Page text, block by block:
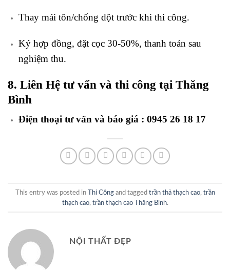
Thay mái tôn/chống dột trước khi thi công.
Ký hợp đồng, đặt cọc 30-50%, thanh toán sau
nghiệm thu.
8. Liên Hệ tư vấn và thi công tại Thăng
Bình
Điện thoại tư vấn và báo giá : 0945 26 18 17
This entry was posted in Thi Côngand tagged trần thả thạch cao, trần
thạch cao, trần thạch cao Thăng Bình.
NỘI THẤT ĐẸP